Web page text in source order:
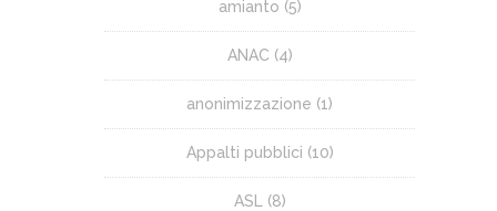
amianto (5)
ANAC (4)
anonimizzazione (1)
Appalti pubblici (10)
ASL (8)